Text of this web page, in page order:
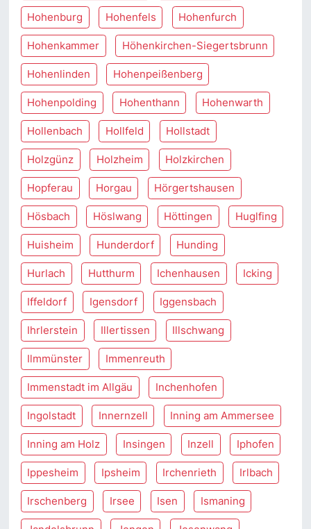
Hohenburg Hohenfels Hohenfurch
Hohenkammer Höhenkirchen-Siegertsbrunn
Hohenlinden Hohenpeißenberg
Hohenpolding Hohenthann Hohenwarth
Hollenbach Hollfeld Hollstadt
Holzgünz Holzheim Holzkirchen
Hopferau Horgau Hörgertshausen
Hösbach Höslwang Höttingen Huglfing
Huisheim Hunderdorf Hunding
Hurlach Hutthurm Ichenhausen Icking
Iffeldorf Igensdorf Iggensbach
Ihrlerstein Illertissen Illschwang
Ilmmünster Immenreuth
Immenstadt im Allgäu Inchenhofen
Ingolstadt Innernzell Inning am Ammersee
Inning am Holz Insingen Inzell Iphofen
Ippesheim Ipsheim Irchenrieth Irlbach
Irschenberg Irsee Isen Ismaning